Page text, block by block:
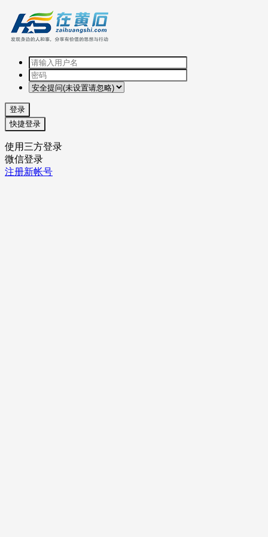
登录
快捷登录
使用三方登录
微信登录
注册新帐号